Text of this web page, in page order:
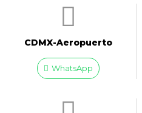
CDMX-Aeropuerto​
WhatsApp